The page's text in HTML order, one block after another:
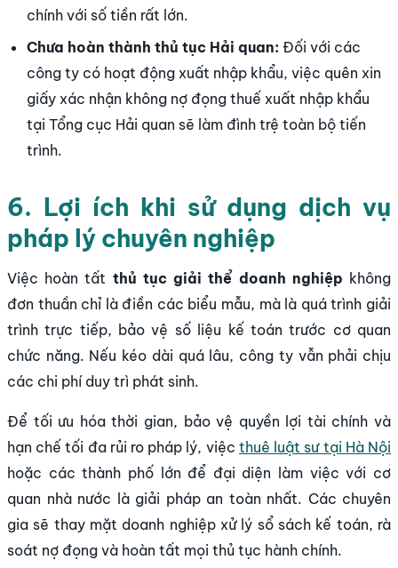
chính với số tiền rất lớn.
Chưa hoàn thành thủ tục Hải quan: Đối với các
công ty có hoạt động xuất nhập khẩu, việc quên xin
giấy xác nhận không nợ đọng thuế xuất nhập khẩu
tại Tổng cục Hải quan sẽ làm đình trệ toàn bộ tiến
trình.
6. Lợi ích khi sử dụng dịch vụ
pháp lý chuyên nghiệp
Việc hoàn tất thủ tục giải thể doanh nghiệp không
đơn thuần chỉ là điền các biểu mẫu, mà là quá trình giải
trình trực tiếp, bảo vệ số liệu kế toán trước cơ quan
chức năng. Nếu kéo dài quá lâu, công ty vẫn phải chịu
các chi phí duy trì phát sinh.
Để tối ưu hóa thời gian, bảo vệ quyền lợi tài chính và
hạn chế tối đa rủi ro pháp lý, việc thuê luật sư tại Hà Nội
hoặc các thành phố lớn để đại diện làm việc với cơ
quan nhà nước là giải pháp an toàn nhất. Các chuyên
gia sẽ thay mặt doanh nghiệp xử lý sổ sách kế toán, rà
soát nợ đọng và hoàn tất mọi thủ tục hành chính.